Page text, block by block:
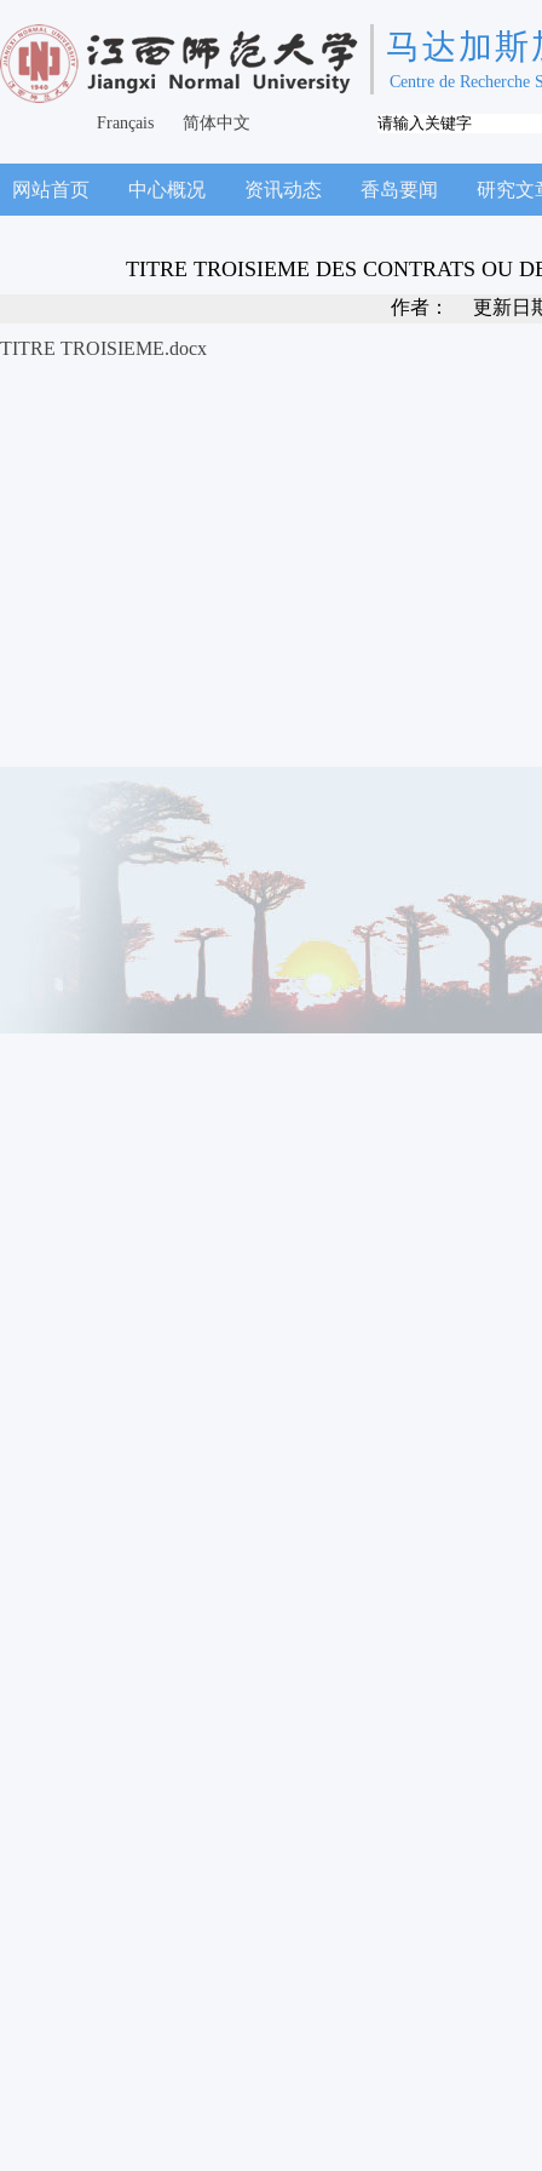
马达加斯
Centre de Recherche
Français 简体中文
网站首页 中心概况 资讯动态 香岛要闻 研究文
TITRE TROISIEME DES CONTRATS OU
作者：
更新日
TITRE TROISIEME.docx